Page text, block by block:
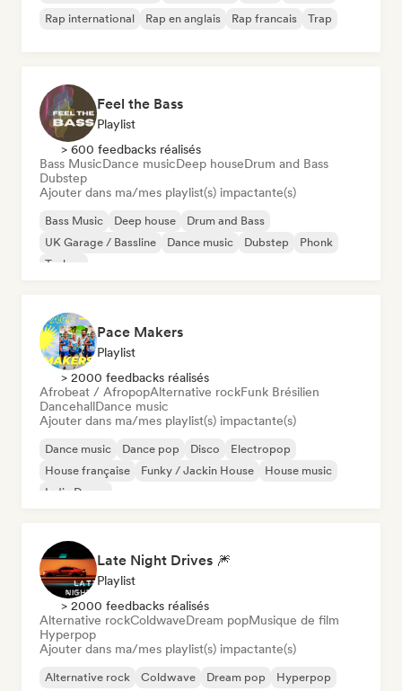
Rap international
Rap en anglais Rap francais Trap
Feel the Bass
Playlist
> 600 feedbacks réalisés
Bass MusicDance musicDeep houseDrum and Bass
Dubstep
Ajouter dans ma/mes playlist(s) impactante(s)
Bass Music Deep house
Drum and Bass
UK Garage / Bassline
Dance music Dubstep
Phonk
Techno
Pace Makers
Playlist
> 2000 feedbacks réalisés
Afrobeat / AfropopAlternative rockFunk Brésilien
DancehallDance music
Ajouter dans ma/mes playlist(s) impactante(s)
Dance music Dance pop Disco
Electropop
House française
Funky / Jackin House
House music
Indie Dance
Late Night Drives 🎆
Playlist
> 2000 feedbacks réalisés
Alternative rockColdwaveDream popMusique de film
Hyperpop
Ajouter dans ma/mes playlist(s) impactante(s)
Alternative rock Coldwave Dream pop
Hyperpop